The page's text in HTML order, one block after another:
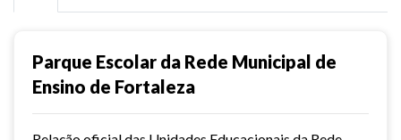
Parque Escolar da Rede Municipal de
Ensino de Fortaleza